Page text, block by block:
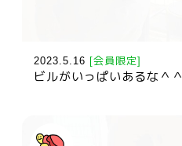
2023.5.16 [会員限定]
ビルがいっぱいあるな＾＾